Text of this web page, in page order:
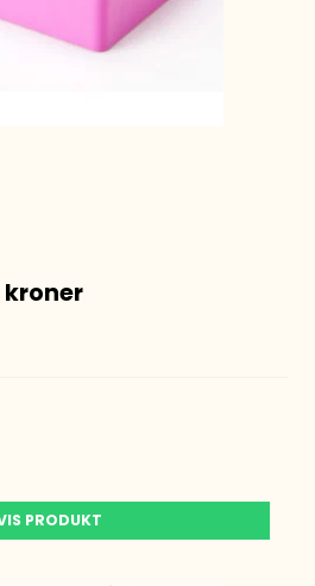
kroner
PRODUKT